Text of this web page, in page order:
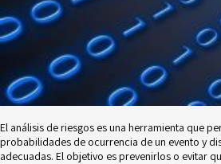
El análisis de riesgos es una herramienta que
probabilidades de ocurrencia de un evento y
adecuadas. El objetivo es prevenirlos o evitar